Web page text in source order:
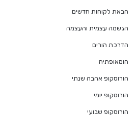
הבאת לקוחות חדשים
הגשמה עצמית והעצמה
הדרכת הורים
הומאופתיה
הורוסקופ אהבה שנתי
הורוסקופ יומי
הורוסקופ שבועי